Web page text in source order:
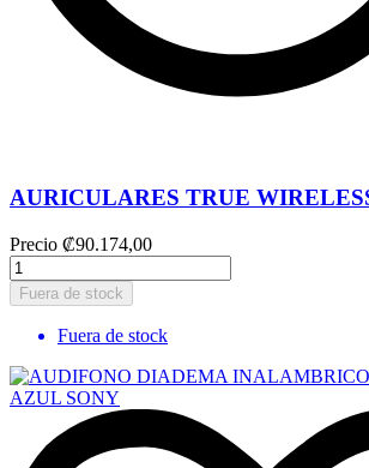
AURICULARES TRUE
Precio ₡90.174,00
Fuera de stock
Fuera de stock